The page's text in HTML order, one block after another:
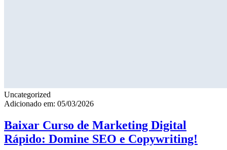
Uncategorized
Adicionado em: 05/03/2026
Baixar Curso de Marketing Digital
Rápido: Domine SEO e Copywriting!